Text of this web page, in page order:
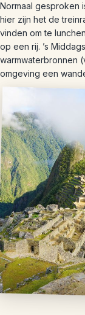
Normaal gesproken
hier zijn het de
vinden om te
op een rij. ’s
warmwaterbronnen
omgeving een